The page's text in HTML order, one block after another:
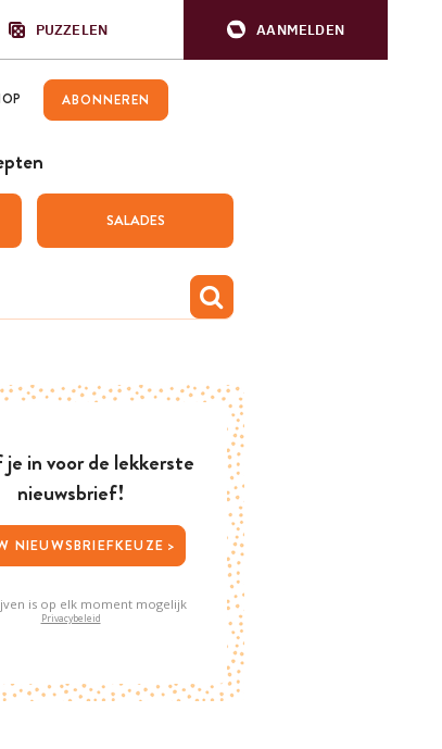
PUZZELEN AANMELDEN
ABONNEREN
SALADES
in voor de lekkerste
nieuwsbrief!
JOUW NIEUWSBRIEFKEUZE >
is op elk moment mogelijk
Privacybeleid